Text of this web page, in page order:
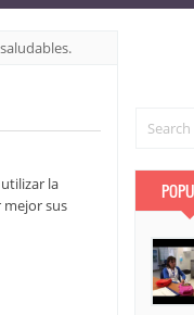
la
sus